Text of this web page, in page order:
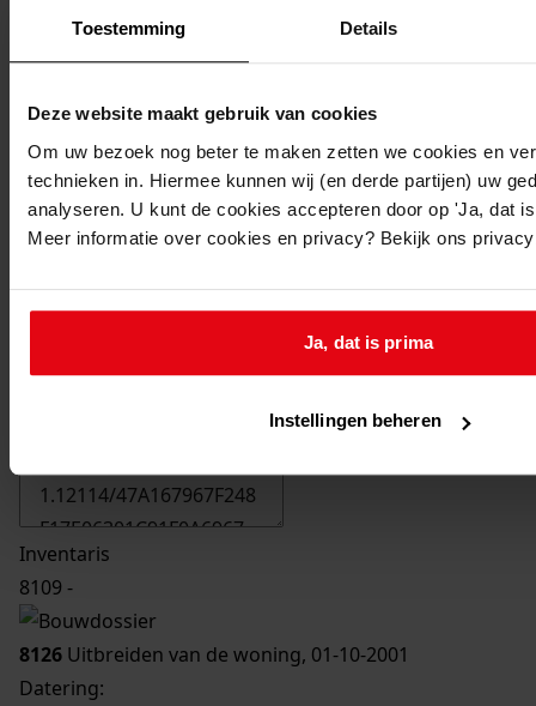
Toestemming Details
Deze website maakt gebruik van cookies
Om uw bezoek nog beter te maken zetten we cookies en
technieken in. Hiermee kunnen wij (en derde partijen) uw
analyseren. U kunt de cookies accepteren door op 'Ja, dat
Meer informatie over cookies en privacy? Bekijk ons
Ja, dat is prima
Instellingen beheren
Printen
Inventaris
8109 -
8126 Uitbreiden van de woning, 01-10-2001
Datering: